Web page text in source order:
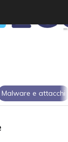
Malware e attacchi